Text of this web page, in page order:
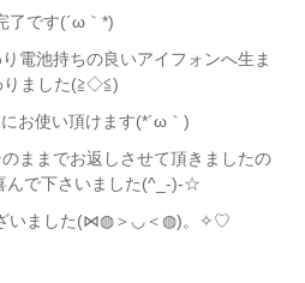
了です(´ω｀*)
電池持ちの良いアイフォンへ生ま
りました(≧◇≦)
お使い頂けます(*´ω｀)
ままでお返しさせて頂きましたの
んで下さいました(^_-)-☆
ざいました(⋈◍＞◡＜◍)。✧♡